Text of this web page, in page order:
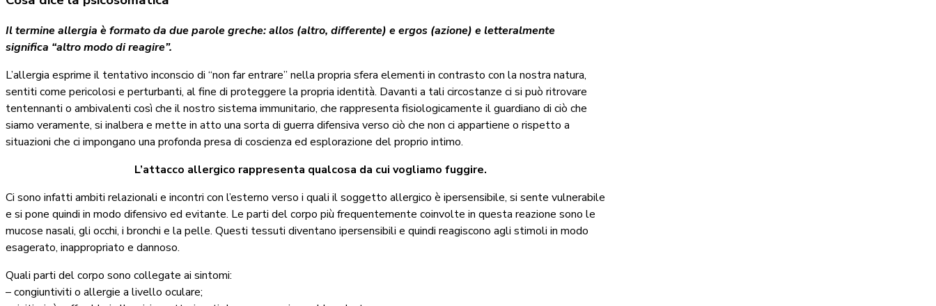
Il termine allergia è formato da due parole greche: allos (altro, differente) e ergos (azione) e letteralmente
significa “altro modo di reagire”.
L’allergia esprime il tentativo inconscio di “non far entrare” nella propria sfera elementi in contrasto con la nostra natura,
sentiti come pericolosi e perturbanti, al fine di proteggere la propria identità. Davanti a tali circostanze ci si può ritrovare
tentennanti o ambivalenti così che il nostro sistema immunitario, che rappresenta fisiologicamente il guardiano di ciò che
siamo veramente, si inalbera e mette in atto una sorta di guerra difensiva verso ciò che non ci appartiene o rispetto a
situazioni che ci impongano una profonda presa di coscienza ed esplorazione del proprio intimo.
L’attacco allergico rappresenta qualcosa da cui vogliamo fuggire.
Ci sono infatti ambiti relazionali e incontri con l’esterno verso i quali il soggetto allergico è ipersensibile, si sente vulnerabile
e si pone quindi in modo difensivo ed evitante. Le parti del corpo più frequentemente coinvolte in questa reazione sono le
mucose nasali, gli occhi, i bronchi e la pelle. Questi tessuti diventano ipersensibili e quindi reagiscono agli stimoli in modo
esagerato, inappropriato e dannoso.
Quali parti del corpo sono collegate ai sintomi:
– congiuntiviti o allergie a livello oculare;